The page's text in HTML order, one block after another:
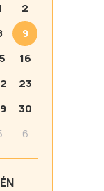
2
9
16
23
30
6